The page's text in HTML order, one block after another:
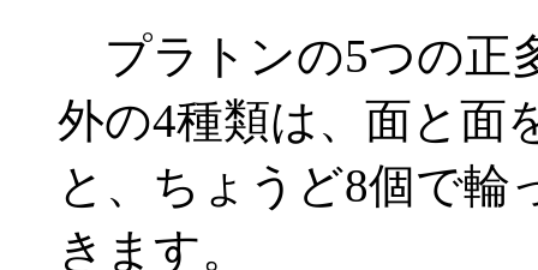
プラトンの5つの正
外の4種類は、面と面
と、ちょうど8個で輪
きます。